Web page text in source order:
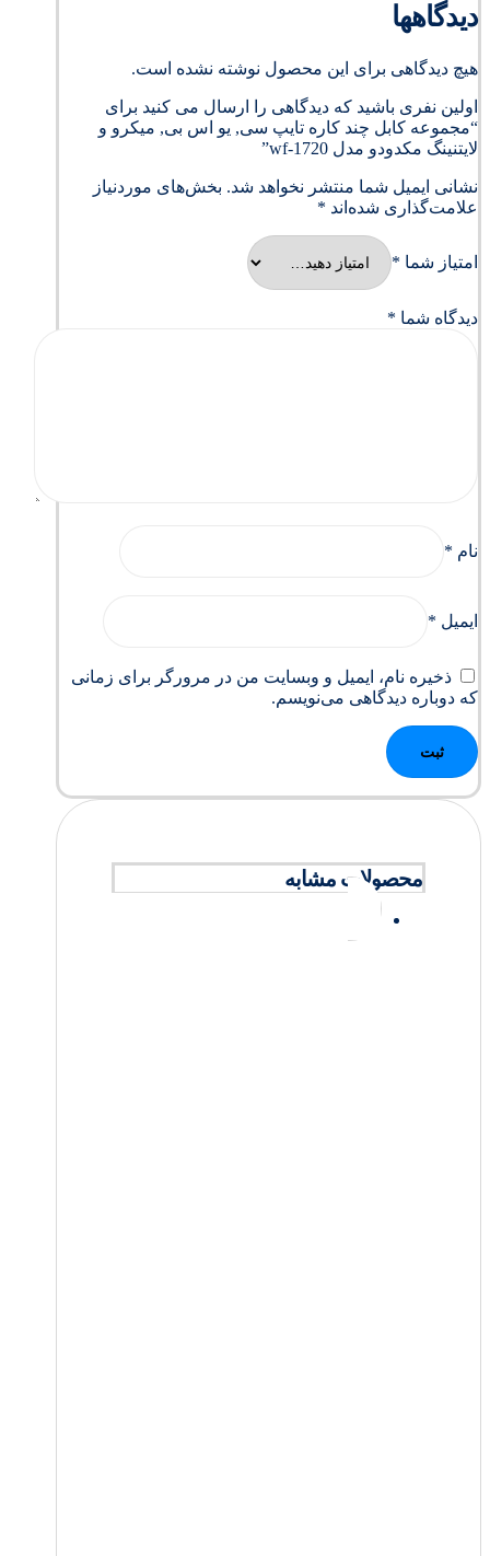
دیدگاهها
هیچ دیدگاهی برای این محصول نوشته نشده است.
اولین نفری باشید که دیدگاهی را ارسال می کنید برای
“مجموعه کابل چند کاره تایپ سی, یو اس بی, میکرو و
لایتنینگ مکدودو مدل wf-1720”
نشانی ایمیل شما منتشر نخواهد شد. بخش‌های موردنیاز
علامت‌گذاری شده‌اند *
امتیاز شما *
دیدگاه شما *
نام *
ایمیل *
ذخیره نام، ایمیل و وبسایت من در مرورگر برای زمانی
که دوباره دیدگاهی می‌نویسم.
محصولات مشابه